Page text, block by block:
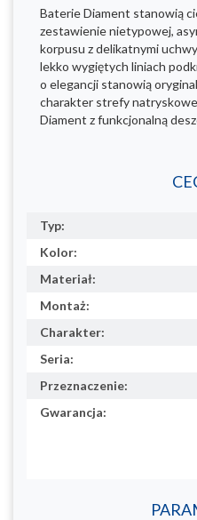
Baterie Diament stanowią
zestawienie nietypowej,
korpusu z delikatnymi
lekko wygiętych liniach
o elegancji stanowią
charakter strefy
Diament z funkcjonalną
Typ:
Kolor:
Materiał:
Montaż:
Charakter:
Seria:
Przeznaczenie:
Gwarancja: